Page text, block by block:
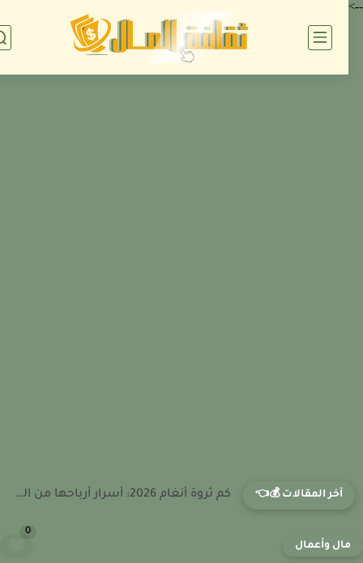
آخر المقالات 💰👈 كم ثروة تامر عاشور 2026: أرباحه من الأغاني الرومانسية والحفلات...
وأعمال